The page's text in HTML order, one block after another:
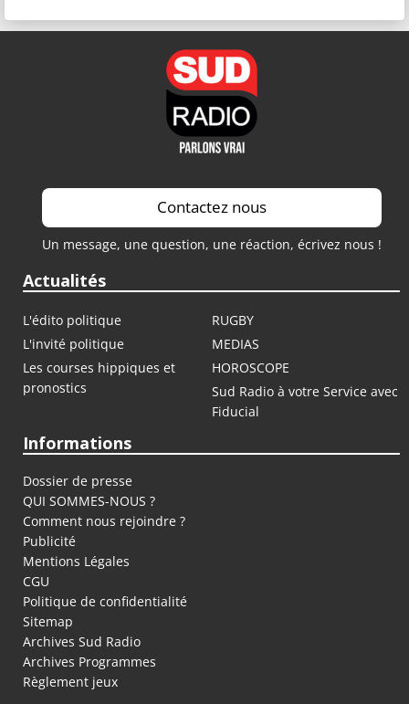
Contactez nous
Un message, une question, une réaction, écrivez nous !
Actualités
L'édito politique
RUGBY
L'invité politique
MEDIAS
Les courses hippiques et
pronostics
HOROSCOPE
Sud Radio à votre Service avec
Fiducial
Informations
Dossier de presse
QUI SOMMES-NOUS ?
Comment nous rejoindre ?
Publicité
Mentions Légales
CGU
Politique de confidentialité
Sitemap
Archives Sud Radio
Archives Programmes
Règlement jeux